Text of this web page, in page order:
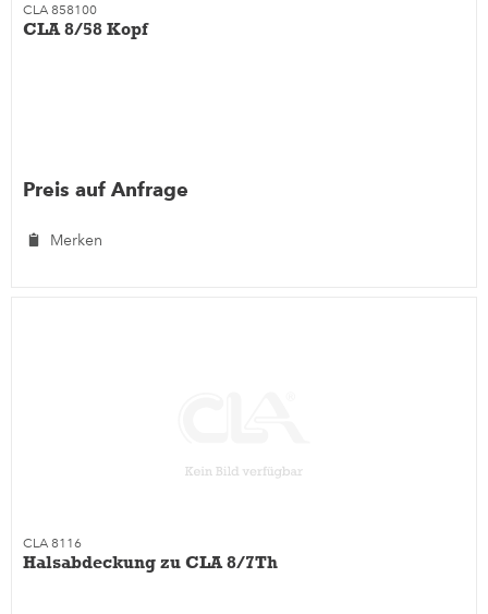
CLA 858100
CLA 8/58 Kopf
Preis auf Anfrage
Merken
CLA 8116
Halsabdeckung zu CLA 8/7Th